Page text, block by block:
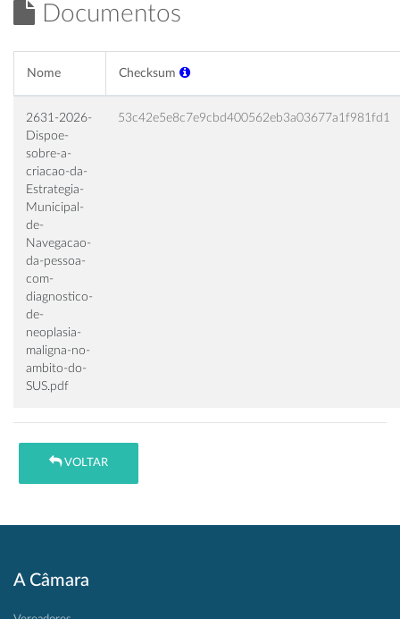
Documentos
Nome Checksum
2631-2026-
Dispoe-
sobre-a-
criacao-da-
Estrategia-
Municipal-
de-
Navegacao-
da-pessoa-
com-
diagnostico-
de-
neoplasia-
maligna-no-
ambito-do-
SUS.pdf
53c42e5e8c7e9cbd400562eb3a03677a1f981fd1
VOLTAR
A Câmara